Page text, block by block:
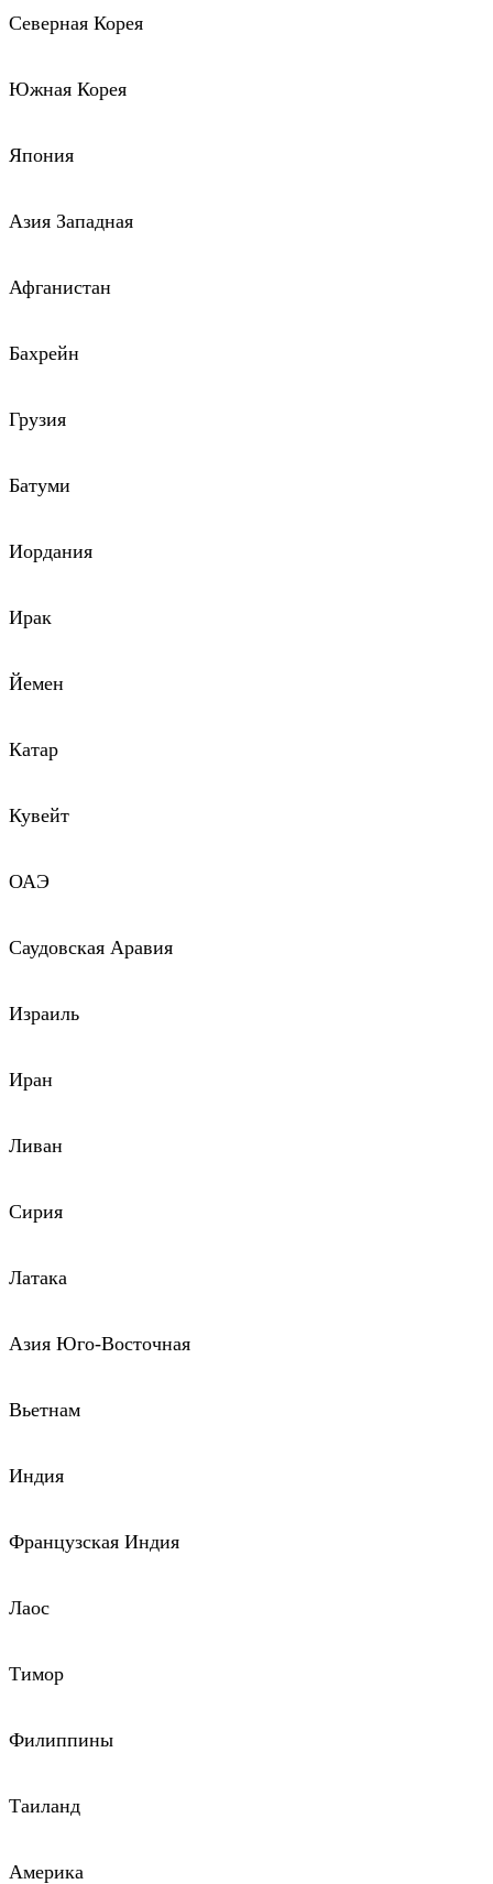
Северная Корея
Южная Корея
Япония
Азия Западная
Афганистан
Бахрейн
Грузия
Батуми
Иордания
Ирак
Йемен
Катар
Кувейт
ОАЭ
Саудовская Аравия
Израиль
Иран
Ливан
Сирия
Латака
Азия Юго-Восточная
Вьетнам
Индия
Французская Индия
Лаос
Тимор
Филиппины
Таиланд
Америка